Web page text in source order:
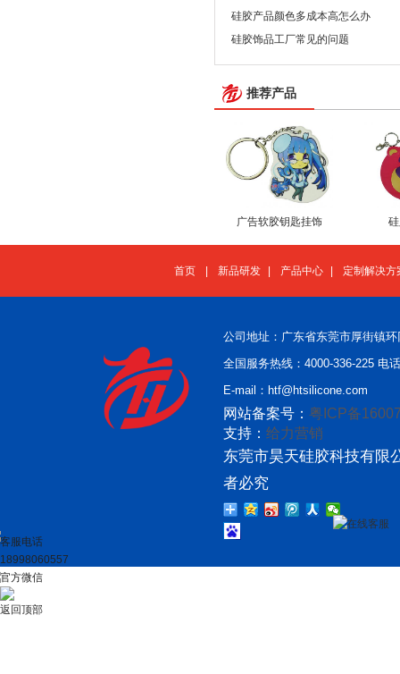
硅胶产品颜色多成本高怎么办
硅胶饰品工厂常见的问题
推荐产品
广告软胶钥匙挂饰
首页 新品研发 产品中心 定制解决方
公司地址：广东省东莞市厚街镇
全国服务热线：4000-336-225 电
E-mail：htf@htsilicone.com
网站备案号： 粤ICP备
支持： 给力营销
东莞市昊天硅胶科技有限
者必究
在线客服
客服电话
18998060557
官方微信
返回顶部